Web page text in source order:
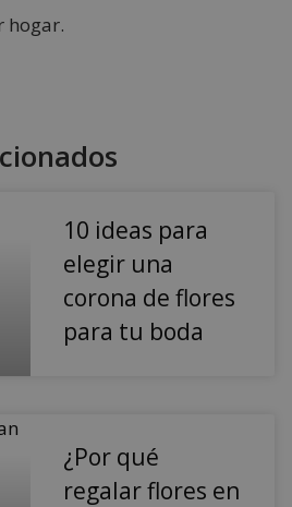
hogar.
10 ideas para
elegir una
corona de flores
para tu boda
¿Por qué
regalar flores en